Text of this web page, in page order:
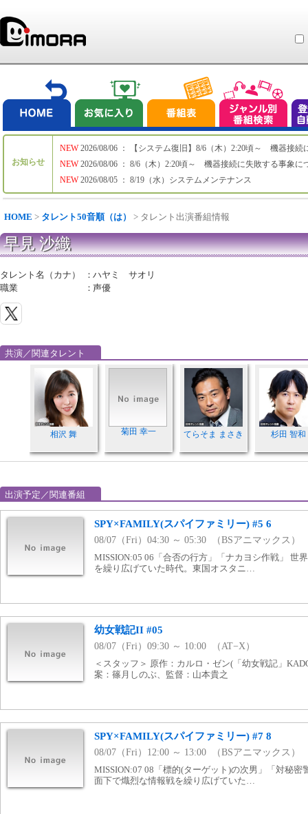
お知らせ
NEW
NEW
NEW
2026/08/06 ： 【システム復旧】8/6（木）2:20頃～ 機器接続
2026/08/06 ： 8/6（木）2:20頃～ 機器接続に失敗する事象に
2026/08/05 ： 8/19（水）システムメンテナンス
HOME > タレント50音順（は） > タレント出演番組情報
早見 沙織
タレント名（カナ） ：ハヤミ サオリ
職業
：声優
共演／関連タレント
相沢 舞 菊田 幸一 てらそま まさき 杉田 智和
出演予定／関連番組
SPY×FAMILY(スパイファミリー) #5 6
08/07（Fri）04:30 ～ 05:30 （BSアニマックス）
MISSION:05 06「合否の行方」「ナカヨシ作戦」 世
を繰り広げていた時代。東国オスタニ…
幼女戦記II #05
08/07（Fri）09:30 ～ 10:00 （AT−X）
＜スタッフ＞ 原作：カルロ・ゼン(「幼女戦記」
案：篠月しのぶ、監督：山本貴之
SPY×FAMILY(スパイファミリー) #7 8
08/07（Fri）12:00 ～ 13:00 （BSアニマックス）
MISSION:07 08「標的(ターゲット)の次男」「対秘密
面下で熾烈な情報戦を繰り広げていた…